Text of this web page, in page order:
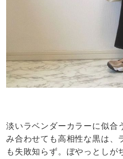
淡いラベンダーカラーに似
み合わせても高相性な黒は、
も失敗知らず。ぼやっとしが